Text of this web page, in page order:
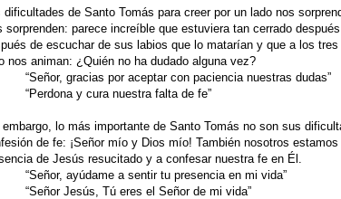
dificultades de Santo Tomás para creer por un lado nos
sorprenden: parece increíble que estuviera tan cerrado
de escuchar de sus labios que lo matarían y que a los
nos animan: ¿Quién no ha dudado alguna vez?
gracias por aceptar con paciencia nuestras dudas”
y cura nuestra falta de fe”
lo más importante de Santo Tomás no son sus
de fe: ¡Señor mío y Dios mío! También nosotros
de Jesús resucitado y a confesar nuestra fe en Él.
ayúdame a sentir tu presencia en mi vida”
Jesús, Tú eres el Señor de mi vida”